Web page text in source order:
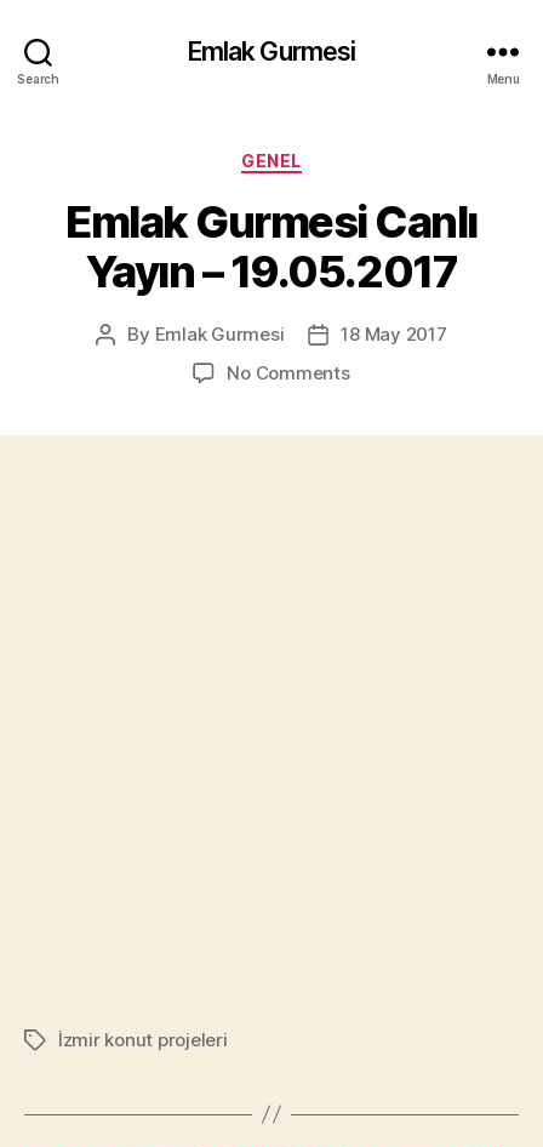
Search
Emlak Gurmesi
Menu
Categories
GENEL
Emlak Gurmesi Canlı
Yayın – 19.05.2017
Post
By Emlak Gurmesi
Post18 May 2017
No Commentson
Tagsİzmir konut projeleri